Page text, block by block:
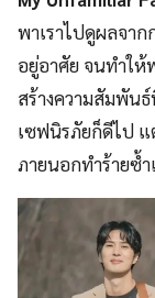
พาเราไปดูผลจา
อยู่อาศัย จนทำให้
สร้างความสัมพัน
เซฟนิรภัยก็ดีไป แ
ภายนอกทำร้ายซ้ำ